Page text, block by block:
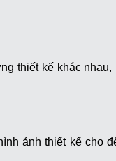
thiết kế khác
ảnh thiết kế cho